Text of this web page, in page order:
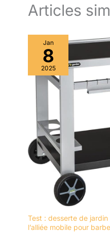
Articles
Jan
8
2025
Test : desserte de jardin
l’alliée mobile pour